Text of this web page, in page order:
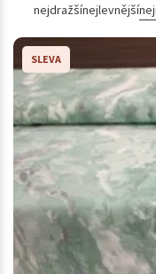
nejdražšínejlevnější
SLEVA